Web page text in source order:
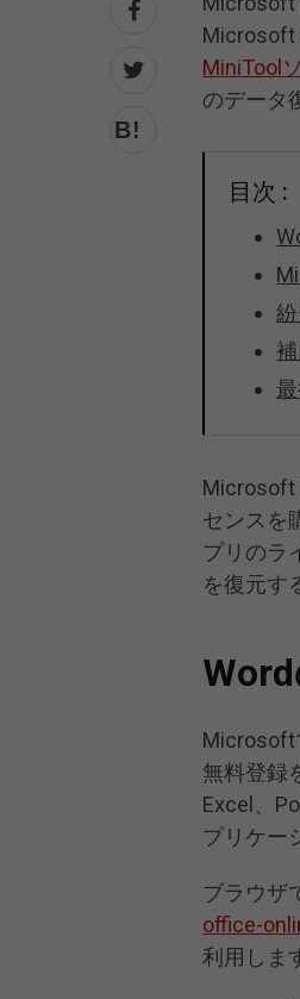
Microsoft
MiniTool
のデータ
目次 :
Microsoft
センスを
プリのラ
を復元す
Microsoft
無料登録
Excel、
プリケー
ブラウザ
office-
利用しま